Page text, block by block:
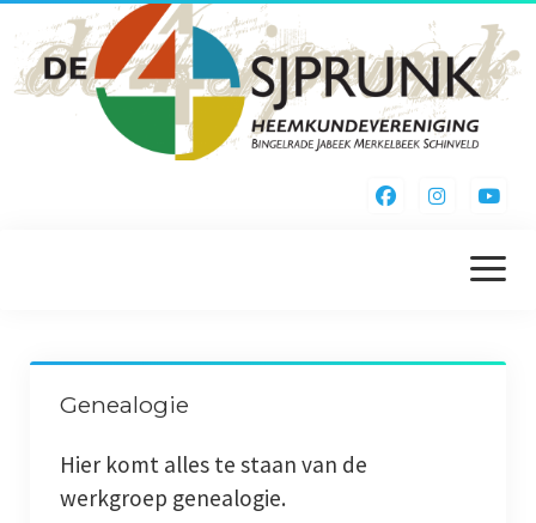
menu
openen
Home
Kieke Noa Vreuger
Inschrijfformulier
Genealogie
Hier komt alles te staan van de
werkgroep genealogie.